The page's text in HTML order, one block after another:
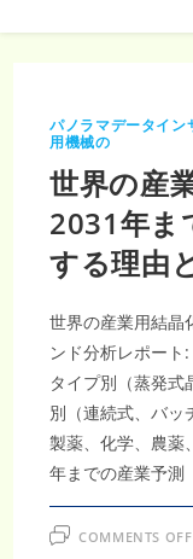
パノラマデータイン
用機械の
世界の産
2031年ま
する理由
世界の産業用結晶
ンド分析レポート
タイプ別（蒸発式
別（連続式、バッ
製薬、化学、農薬
年までの産業予測
COMMENTS OFF